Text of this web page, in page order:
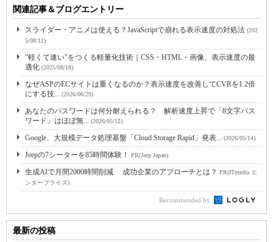
関連記事＆ブログエントリー
スライダー・アニメは使える？JavaScriptで崩れる表示速度の対処法 (202
5/08/12)
"軽くて速い"をつくる軽量化技術｜CSS・HTML・画像、表示速度の最
適化 (2025/08/18)
なぜASPのECサイトは重くなるのか？表示速度を改善してCVRを1.2倍
にする技... (2026/06/29)
あなたのパスワードは何分耐えられる？ 解析速度上昇で「8文字パス
ワード」はほぼ無... (2026/05/12)
Google、大規模データ処理基盤「Cloud Storage Rapid」発表... (2026/05/14)
Jeepの7シーターを85時間体験！ PR(Jeep Japan)
生成AIで月間2000時間削減 成功企業のアプローチとは？ PR(ITmedia エ
ンタープライズ)
Recommended by
最新の投稿